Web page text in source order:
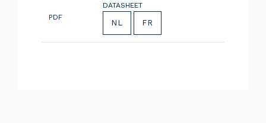
PDF
DATASHEET
NL FR